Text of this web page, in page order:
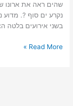
שהים ראה את ארונו
נקרע ים סוף ?. מדוע
בשני אירועים בלטה
Read More »